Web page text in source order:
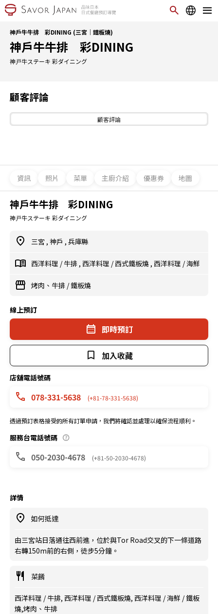
神戶牛牛排 彩DINING (三宮｜鐵板燒)
神戶牛牛排 彩DINING
神戸牛ステーキ 彩ダイニング
顧客評論
顧客評論
資訊 照片 菜單 主廚介紹 優惠券 地圖
神戶牛牛排 彩DINING
神戸牛ステーキ 彩ダイニング
三宮 , 神戶 , 兵庫縣
西洋料理 /牛排 , 西洋料理 /西式鐵板燒 , 西洋料理 /海鮮
烤肉、牛排 /鐵板燒
線上預訂
即時預訂
加入收藏
店舖電話號碼
078-331-5638 (+81-78-331-5638)
透過預訂表格接受的所有訂單申請，我們將確認並處理以確保流程順利。
服務台電話號碼
050-2030-4678 (+81-50-2030-4678)
詳情
如何抵達
由三宮站日落通往西前進，位於與Tor Road交叉的下一條道路
右轉150m前的右側，徒步5分鐘。
菜餚
西洋料理 / 牛排, 西洋料理 / 西式鐵板燒, 西洋料理 / 海鮮 / 鐵板
燒,烤肉、牛排